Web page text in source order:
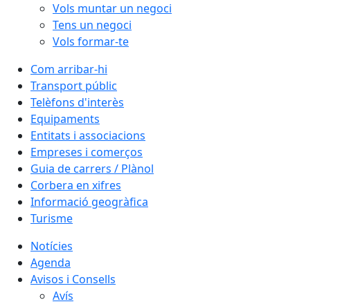
Vols muntar un negoci
Tens un negoci
Vols formar-te
Com arribar-hi
Transport públic
Telèfons d'interès
Equipaments
Entitats i associacions
Empreses i comerços
Guia de carrers / Plànol
Corbera en xifres
Informació geogràfica
Turisme
Notícies
Agenda
Avisos i Consells
Avís